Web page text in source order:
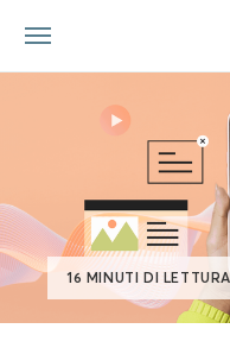
16 MINUTI DI LETTURA